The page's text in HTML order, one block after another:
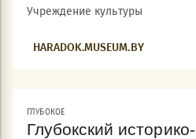
Учреждение культуры
HARADOK.MUSEUM.BY
ГЛУБОКОЕ
Глубокский историко-